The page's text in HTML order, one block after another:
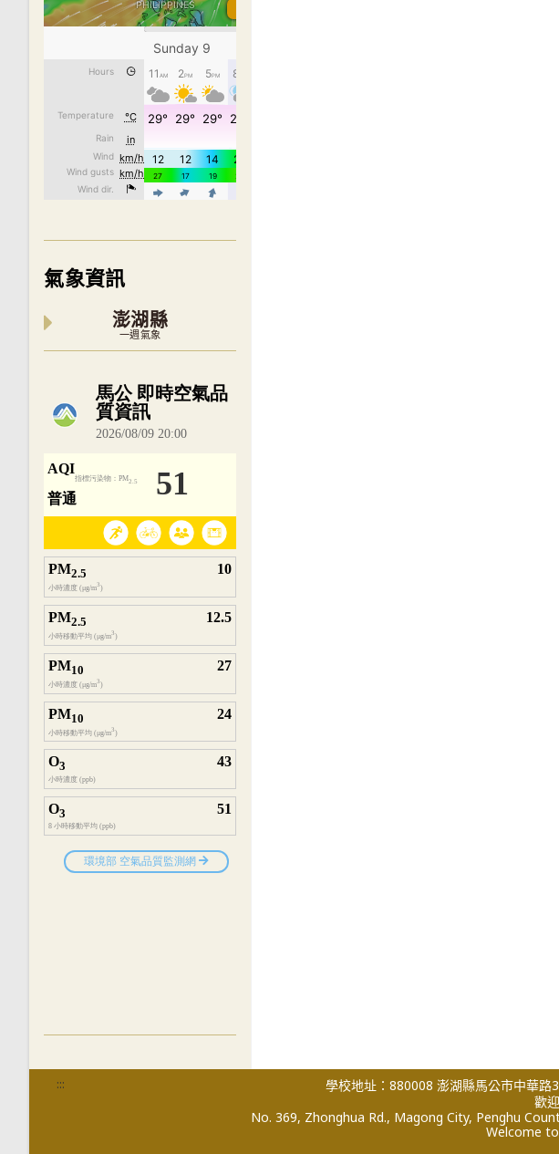
氣象資訊
澎湖縣
一週氣象
內嵌空氣品質小工具為視覺預覽，完整即時空氣品質資料請開啟
::: 學校地址：880008 澎湖縣馬公市中華路
歡
No. 369, Zhonghua Rd., Magong City, Penghu
Welcome